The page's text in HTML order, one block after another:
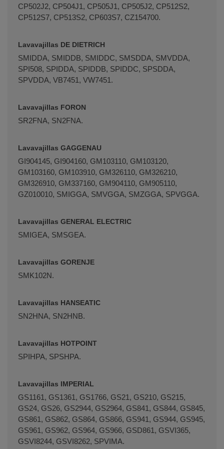
CP502J2, CP504J1, CP505J1, CP505J2, CP512S2,
CP512S7, CP513S2, CP603S7, CZ154700.
Lavavajillas DE DIETRICH
SMIDDA, SMIDDB, SMIDDC, SMSDDA, SMVDDA,
SPI508, SPIDDA, SPIDDB, SPIDDC, SPSDDA,
SPVDDA, VB7451, VW7451.
Lavavajillas FORON
SR2FNA, SN2FNA.
Lavavajillas GAGGENAU
GI904145, GI904160, GM103110, GM103120,
GM103160, GM103910, GM326110, GM326210,
GM326910, GM337160, GM904110, GM905110,
GZ010010, SMIGGA, SMVGGA, SMZGGA, SPVGGA.
Lavavajillas GENERAL ELECTRIC
SMIGEA, SMSGEA.
Lavavajillas GORENJE
SMK102N.
Lavavajillas HANSEATIC
SN2HNA, SN2HNB.
Lavavajillas HOTPOINT
SPIHPA, SPSHPA.
Lavavajillas IMPERIAL
GS1161, GS1361, GS1766, GS21, GS210, GS215,
GS24, GS26, GS2944, GS2964, GS841, GS844, GS845,
GS861, GS862, GS864, GS866, GS941, GS944, GS945,
GS961, GS962, GS964, GS966, GSD861, GSVI365,
GSVI8244, GSVI8262, SPVIMA.